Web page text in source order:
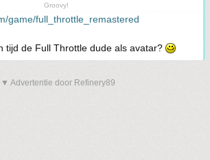
Groovy!
game/full_throttle_remastered
tijd de Full Throttle dude als avatar?
▼ Advertentie door Refinery89